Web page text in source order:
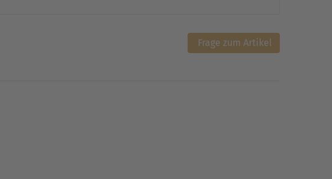
Frage zum Artikel